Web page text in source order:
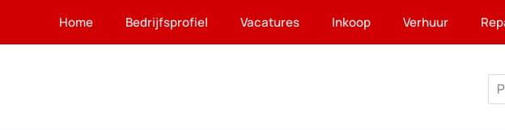
Home Bedrijfsprofiel Vacatures Inkoop Verhuur